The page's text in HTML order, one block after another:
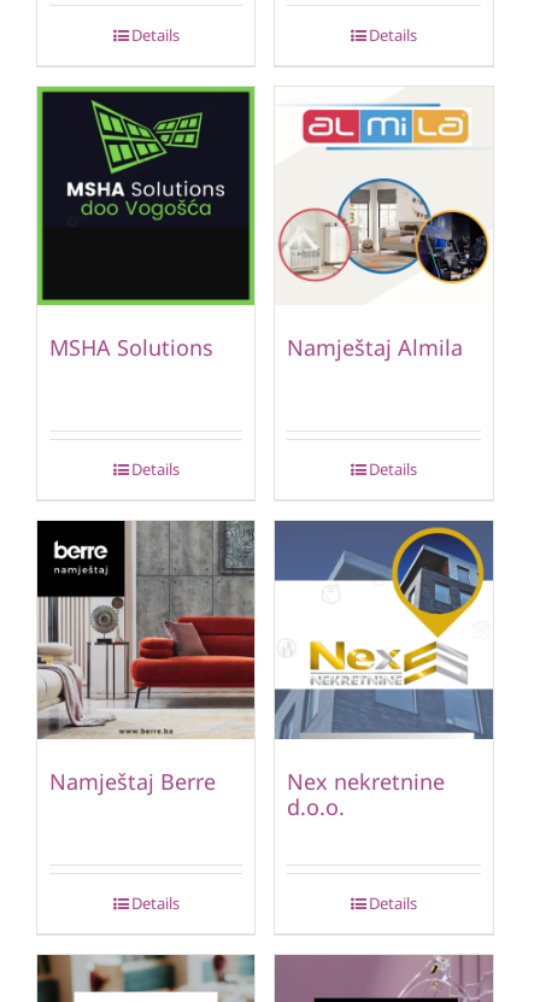
Details Details
MSHA Solutions
Details
Namještaj Almila
Details
Namještaj Berre
Details
Nex nekretnine
d.o.o.
Details